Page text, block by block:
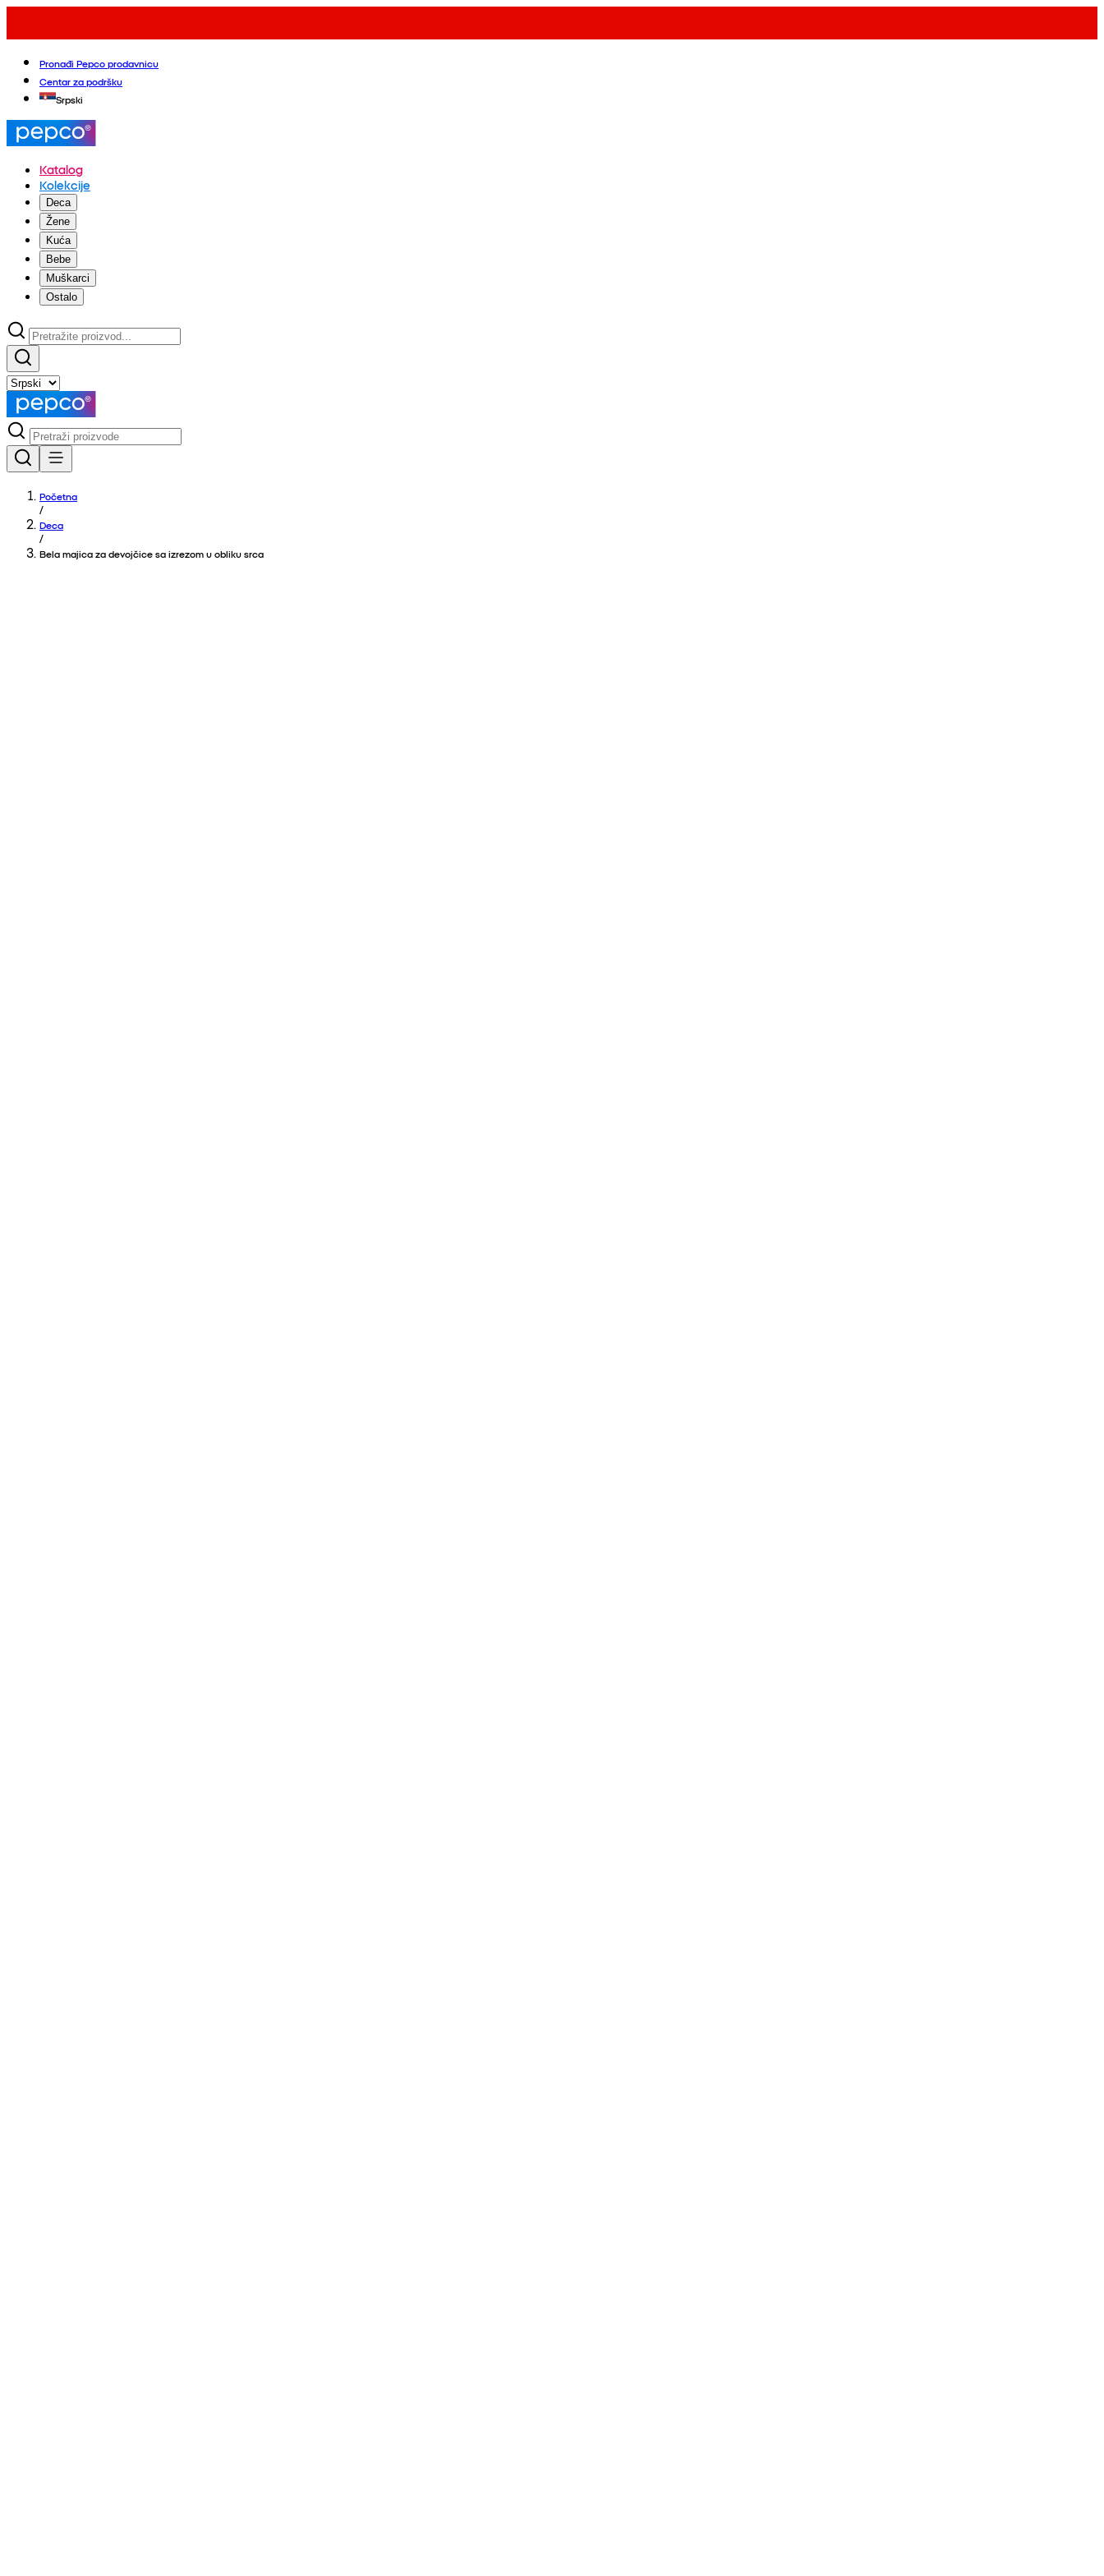
Pronađi Pepco prodavnicu
Centar za podršku
Srpski
Katalog
Kolekcije
Deca
Žene
Kuća
Bebe
Muškarci
Ostalo
Početna
/
Deca
/
Bela majica za devojčice sa izrezom u obliku srca